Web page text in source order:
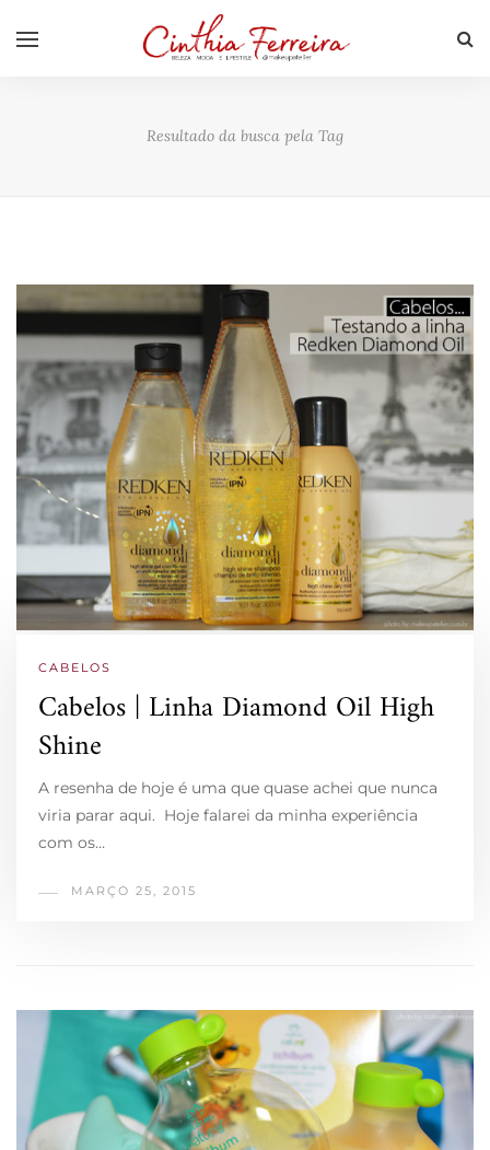
Resultado da busca pela Tag
CABELOS
Cabelos | Linha Diamond Oil High
Shine
A resenha de hoje é uma que quase achei que nunca
viria parar aqui. Hoje falarei da minha experiência
com os…
MARÇO 25, 2015